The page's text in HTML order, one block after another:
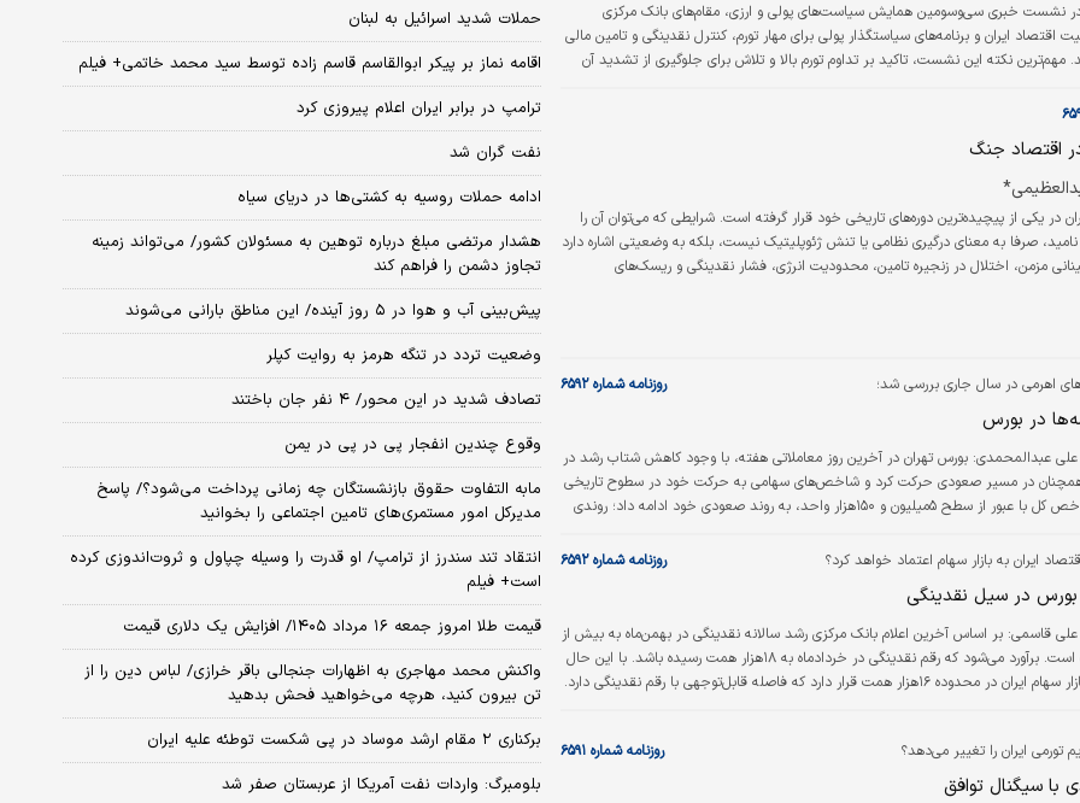
نشست خبری سی‌وسومین همایش سیاست‌های پولی و ارزی، مقام‌های بانک مرکزی
اقتصاد ایران و برنامه‌های سیاستگذار پولی برای مهار تورم، کنترل نقدینگی و تامین مالی
مهم‌ترین نکته این نشست، تاکید بر تداوم تورم بالا و تلاش برای جلوگیری از تشدید آن
در اقتصاد جنگ
در یکی از پیچیده‌ترین دوره‌های تاریخی خود قرار گرفته است. شرایطی که می‌توان آن را
صرفا به معنای درگیری نظامی یا تنش ژئوپلیتیک نیست، بلکه به وضعیتی اشاره دارد
مزمن، اختلال در زنجیره تامین، محدودیت انرژی، فشار نقدینگی و ریسک‌های
اهرمی در سال جاری بررسی شد؛ روزنامه شماره ۶۵۹۲
در بورس
علی عبدالمحمدی: بورس تهران در آخرین روز معاملاتی هفته، با وجود کاهش شتاب رشد در
همچنان در مسیر صعودی حرکت کرد و شاخص‌های سهامی به حرکت خود در سطوح تاریخی
ادامه دادند. شاخص کل با عبور از سطح ۵‌میلیون و ۱۵۰هزار واحد، به روند صعودی خود ادامه داد؛ روندی
بزرگ بازار تقویت شده است. در این میان، عملکرد ابزارهای سرمایه‌گذاری غیرمستقیم نیز
ایران به بازار سهام ‌اعتماد خواهد کرد؟ روزنامه شماره ۶۵۹۲
در سیل نقدینگی
علی قاسمی: بر اساس آخرین اعلام بانک مرکزی رشد سالانه نقدینگی در بهمن‌ماه به بیش از
۴۷درصد رسیده است. برآورد می‌شود که رقم نقدینگی در خردادماه به ۱۸هزار همت رسیده باشد. با این حال
همچنان ارزش بازار سهام ایران در محدوده ۱۶هزار همت قرار دارد که فاصله قابل‌توجهی با رقم نقدینگی دارد.
را روایت کند، بازتابی از…
تورمی ایران را تغییر می‌دهد؟ روزنامه شماره ۶۵۹۱
با سیگنال توافق
حملات شدید اسرائیل به لبنان
اقامه نماز بر پیکر ابوالقاسم قاسم زاده توسط سید محمد خاتمی+ فیلم
ترامپ در برابر ایران اعلام پیروزی کرد
نفت گران شد
ادامه حملات روسیه به کشتی‌ها در دریای سیاه
هشدار مرتضی مبلغ درباره توهین به مسئولان کشور/ می‌تواند زمینه
تجاوز دشمن را فراهم کند
پیش‌بینی آب و هوا در ۵ روز آینده/ این مناطق بارانی می‌شوند
وضعیت تردد در تنگه هرمز به روایت کپلر
تصادف شدید در این محور/ ۴ نفر جان باختند
وقوع چندین انفجار پی در پی در یمن
مابه التفاوت حقوق بازنشستگان چه زمانی پرداخت می‌شود؟/ پاسخ
مدیرکل امور مستمری‌های تامین اجتماعی را بخوانید
انتقاد تند سندرز از ترامپ/ او قدرت را وسیله چپاول و ثروت‌اندوزی کرده
است+ فیلم
قیمت طلا امروز جمعه ۱۶ مرداد ۱۴۰۵/ افزایش یک دلاری قیمت
واکنش محمد مهاجری به اظهارات جنجالی باقر خرازی/ لباس دین را از
تن بیرون کنید، هرچه می‌خواهید فحش بدهید
برکناری ۲ مقام‌ ارشد موساد در پی شکست توطئه علیه ایران
بلومبرگ: واردات نفت آمریکا از عربستان صفر شد